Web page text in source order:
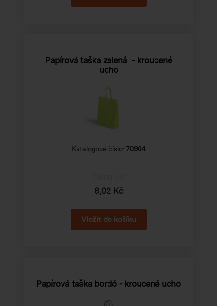
Papírová taška zelená - kroucené
ucho
Katalogové číslo: 70904
8,02 Kč
Papírová taška bordó - kroucené ucho